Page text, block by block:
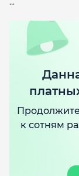
Продолжите
к сотням